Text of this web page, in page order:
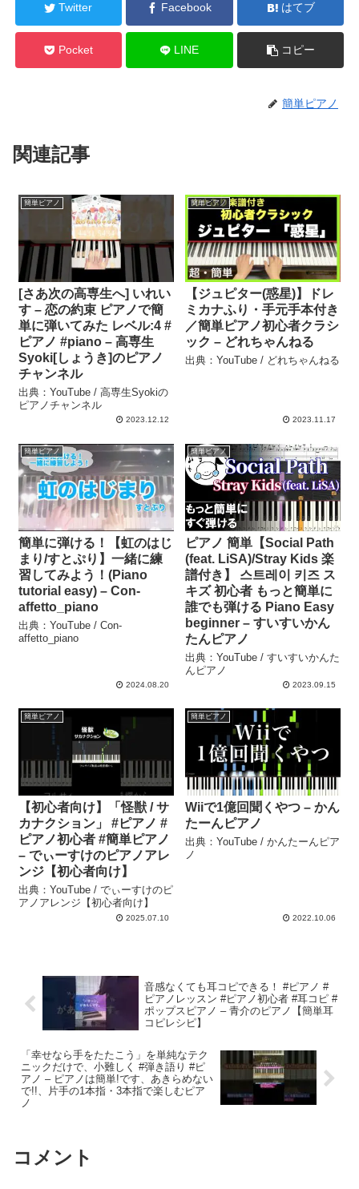
Twitter Facebook はてブ
Pocket LINE コピー
簡単ピアノ
関連記事
簡単ピアノ
[さあ次の高専生へ] いれい
す – 恋の約束 ピアノで簡
単に弾いてみた レベル:4 #
ピアノ #piano – 高専生
Syoki[しょうき]のピアノ
チャンネル
出典：YouTube / 高専生Syokiの
ピアノチャンネル
2023.12.12
簡単ピアノ
【ジュピター(惑星)】ドレ
ミカナふり・手元手本付き
／簡単ピアノ初心者クラシ
ック – どれちゃんねる
出典：YouTube / どれちゃんねる
2023.11.17
簡単ピアノ
簡単に弾ける！【虹のはじ
まり/すとぷり】一緒に練
習してみよう！(Piano
tutorial easy) – Con-
affetto_piano
出典：YouTube / Con-
affetto_piano
2024.08.20
簡単ピアノ
ピアノ 簡単【Social Path
(feat. LiSA)/Stray Kids 楽
譜付き】 스트레이 키즈 ス
キズ 初心者 もっと簡単に
誰でも弾ける Piano Easy
beginner – すいすいかん
たんピアノ
出典：YouTube / すいすいかんた
んピアノ
2023.09.15
簡単ピアノ
【初心者向け】「怪獣 / サ
カナクション」 #ピアノ #
ピアノ初心者 #簡単ピアノ
– でぃーすけのピアノアレ
ンジ【初心者向け】
出典：YouTube / でぃーすけのピ
アノアレンジ【初心者向け】
2025.07.10
簡単ピアノ
Wiiで1億回聞くやつ – かん
たーんピアノ
出典：YouTube / かんたーんピア
ノ
2022.10.06
音感なくても耳コピできる！ #ピアノ #
ピアノレッスン #ピアノ初心者 #耳コピ #
ポップスピアノ – 青介のピアノ【簡単耳
コピレシピ】
「幸せなら手をたたこう」を単純なテク
ニックだけで、小難しく #弾き語り #ピ
アノ – ピアノは簡単!です、あきらめない
で!!、片手の1本指・3本指で楽しむピア
ノ
コメント